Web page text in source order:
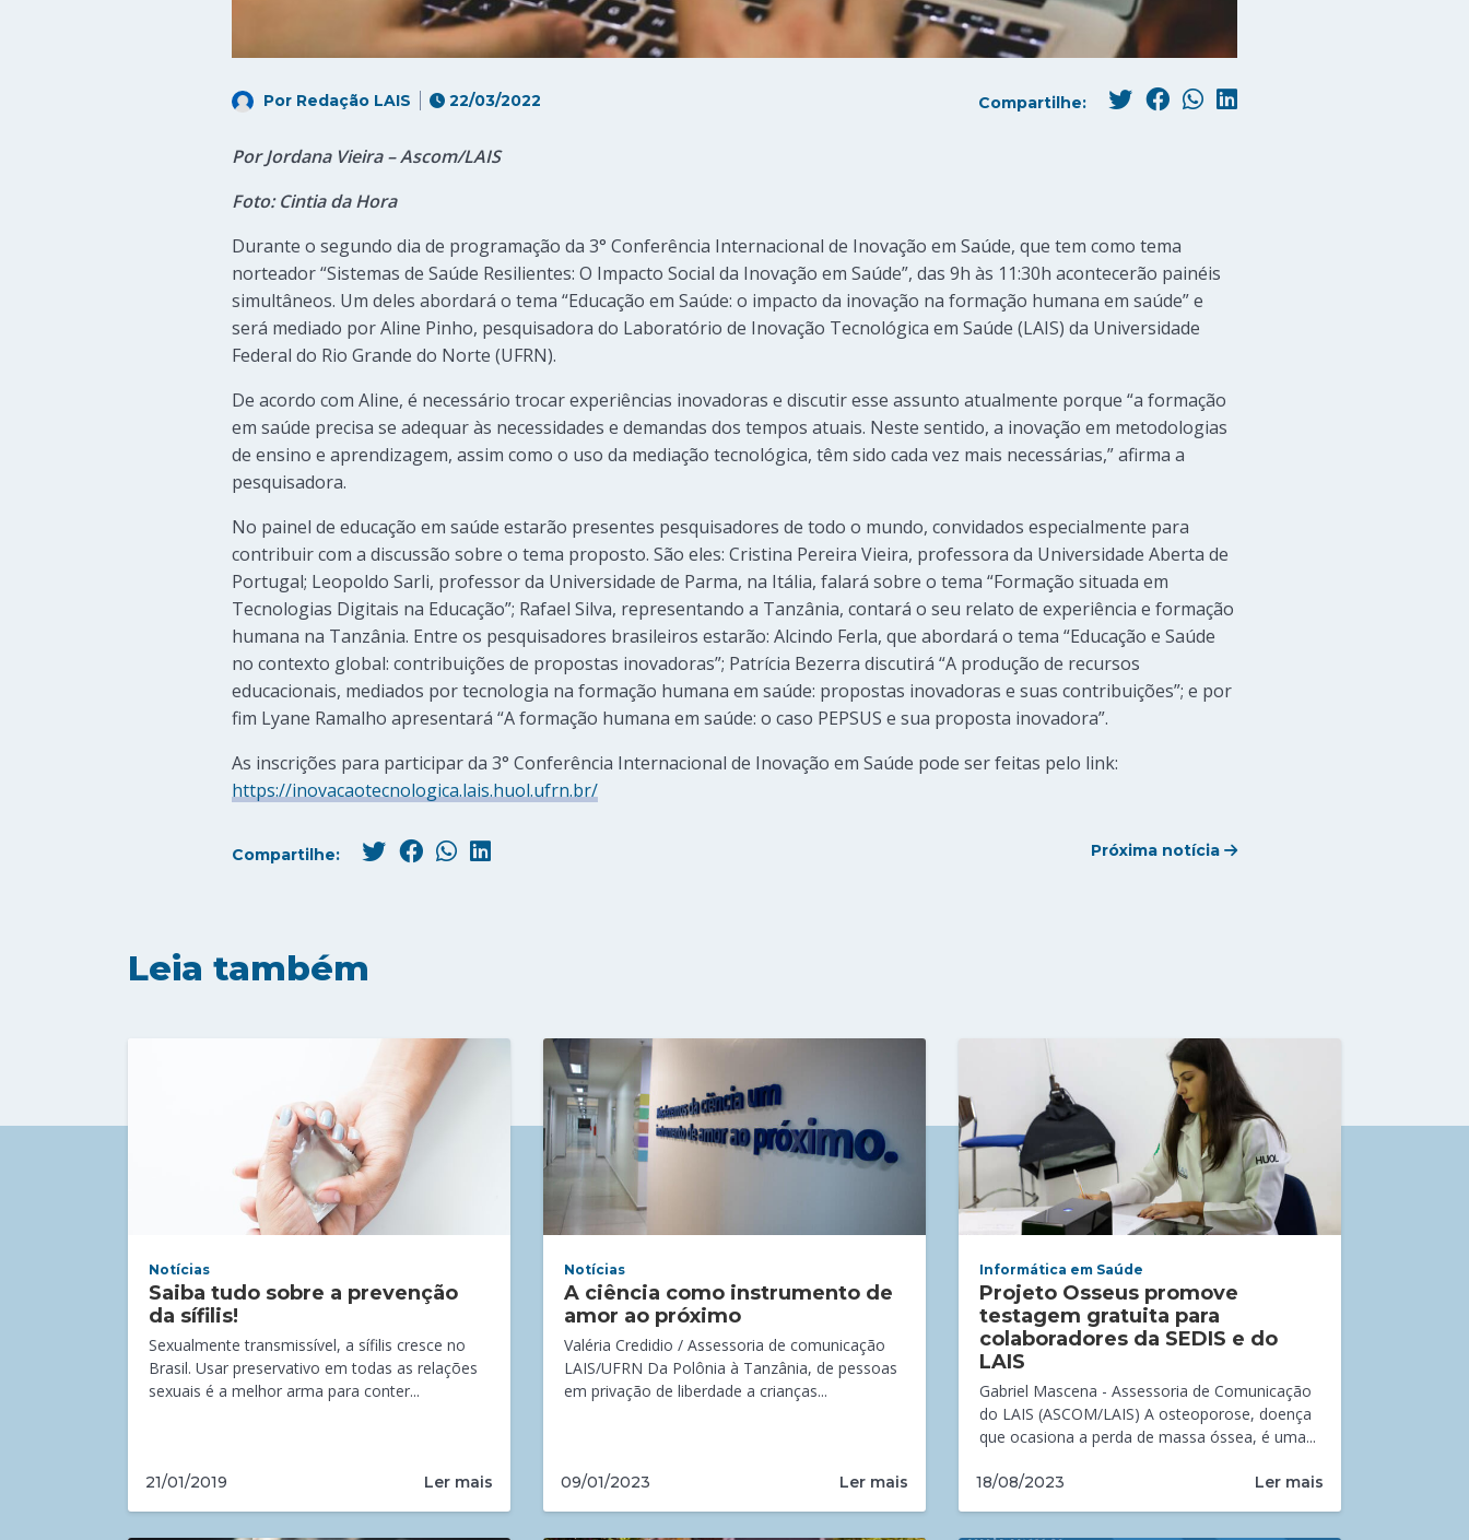
Por Redação LAIS 22/03/2022 Compartilhe:
Por Jordana Vieira – Ascom/LAIS
Foto: Cintia da Hora
Durante o segundo dia de programação da 3° Conferência Internacional de Inovação em Saúde, que tem como tema
norteador “Sistemas de Saúde Resilientes: O Impacto Social da Inovação em Saúde”, das 9h às 11:30h acontecerão painéis
simultâneos. Um deles abordará o tema “Educação em Saúde: o impacto da inovação na formação humana em saúde” e
será mediado por Aline Pinho, pesquisadora do Laboratório de Inovação Tecnológica em Saúde (LAIS) da Universidade
Federal do Rio Grande do Norte (UFRN).
De acordo com Aline, é necessário trocar experiências inovadoras e discutir esse assunto atualmente porque “a formação
em saúde precisa se adequar às necessidades e demandas dos tempos atuais. Neste sentido, a inovação em metodologias
de ensino e aprendizagem, assim como o uso da mediação tecnológica, têm sido cada vez mais necessárias,” afirma a
pesquisadora.
No painel de educação em saúde estarão presentes pesquisadores de todo o mundo, convidados especialmente para
contribuir com a discussão sobre o tema proposto. São eles: Cristina Pereira Vieira, professora da Universidade Aberta de
Portugal; Leopoldo Sarli, professor da Universidade de Parma, na Itália, falará sobre o tema “Formação situada em
Tecnologias Digitais na Educação”; Rafael Silva, representando a Tanzânia, contará o seu relato de experiência e formação
humana na Tanzânia. Entre os pesquisadores brasileiros estarão: Alcindo Ferla, que abordará o tema “Educação e Saúde
no contexto global: contribuições de propostas inovadoras”; Patrícia Bezerra discutirá “A produção de recursos
educacionais, mediados por tecnologia na formação humana em saúde: propostas inovadoras e suas contribuições”; e por
fim Lyane Ramalho apresentará “A formação humana em saúde: o caso PEPSUS e sua proposta inovadora”.
As inscrições para participar da 3° Conferência Internacional de Inovação em Saúde pode ser feitas pelo link:
https://inovacaotecnologica.lais.huol.ufrn.br/
Compartilhe: Próxima notícia
Leia também
Notícias
Saiba tudo sobre a prevenção
da sífilis!
Sexualmente transmissível, a sífilis cresce no
Brasil. Usar preservativo em todas as relações
sexuais é a melhor arma para conter...
21/01/2019 Ler mais
Notícias
A ciência como instrumento de
amor ao próximo
Valéria Credidio / Assessoria de comunicação
LAIS/UFRN Da Polônia à Tanzânia, de pessoas
em privação de liberdade a crianças...
09/01/2023 Ler mais
Informática em Saúde
Projeto Osseus promove
testagem gratuita para
colaboradores da SEDIS e do
LAIS
Gabriel Mascena - Assessoria de Comunicação
do LAIS (ASCOM/LAIS) A osteoporose, doença
que ocasiona a perda de massa óssea, é uma...
18/08/2023 Ler mais